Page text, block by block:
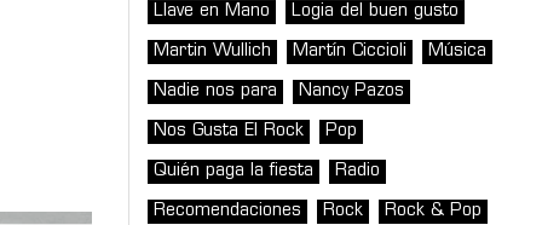
Llave en Mano Logia del buen gusto
Martin Wullich Martín Ciccioli Música
Nadie nos para Nancy Pazos
Nos Gusta El Rock Pop
Quién paga la fiesta Radio
Recomendaciones Rock Rock & Pop